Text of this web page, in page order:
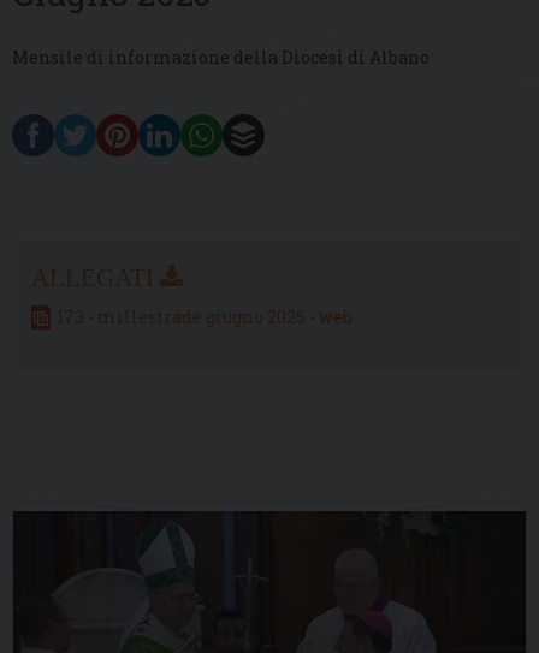
Mensile di informazione della Diocesi di Albano
173 - millestrade giugno 2025 - web